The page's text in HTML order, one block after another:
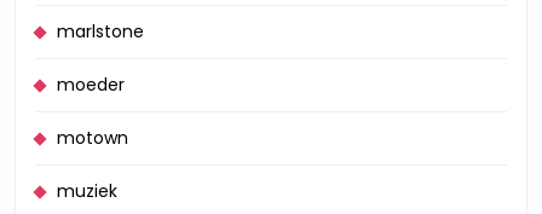
marlstone
moeder
motown
muziek